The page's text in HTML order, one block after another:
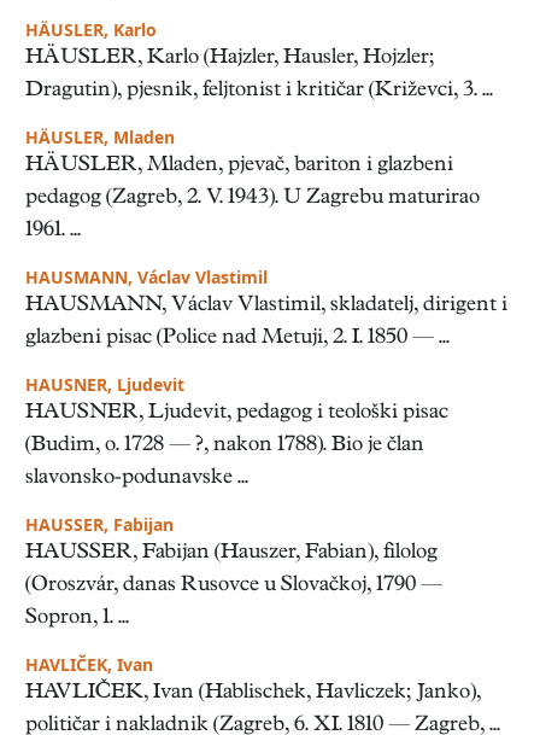
HÄUSLER, Karlo
HÄUSLER, Karlo (Hajzler, Hausler, Hojzler;
Dragutin), pjesnik, feljtonist i kritičar (Križevci, 3. ...
HÄUSLER, Mladen
HÄUSLER, Mladen, pjevač, bariton i glazbeni
pedagog (Zagreb, 2. V. 1943). U Zagrebu maturirao
1961. ...
HAUSMANN, Václav Vlastimil
HAUSMANN, Václav Vlastimil, skladatelj, dirigent i
glazbeni pisac (Police nad Metuji, 2. I. 1850 — ...
HAUSNER, Ljudevit
HAUSNER, Ljudevit, pedagog i teološki pisac
(Budim, o. 1728 — ?, nakon 1788). Bio je član
slavonsko-podunavske ...
HAUSSER, Fabijan
HAUSSER, Fabijan (Hauszer, Fabian), filolog
(Oroszvár, danas Rusovce u Slovačkoj, 1790 —
Sopron, 1. ...
HAVLIČEK, Ivan
HAVLIČEK, Ivan (Hablischek, Havliczek; Janko),
političar i nakladnik (Zagreb, 6. XI. 1810 — Zagreb, ...